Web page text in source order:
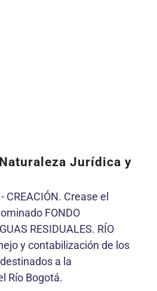
Jurídica y
CREACIÓN. Crease el
FONDO
RESIDUALES. RÍO
y contabilización de los
a la
Río Bogotá.